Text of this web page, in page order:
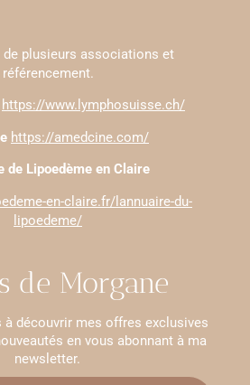
plusieurs associations et
référencement.
https://www.lymphosuisse.ch/
https://amedcine.com/
de Lipoedème en Claire
en-claire.fr/lannuaire-du-
lipoedeme/